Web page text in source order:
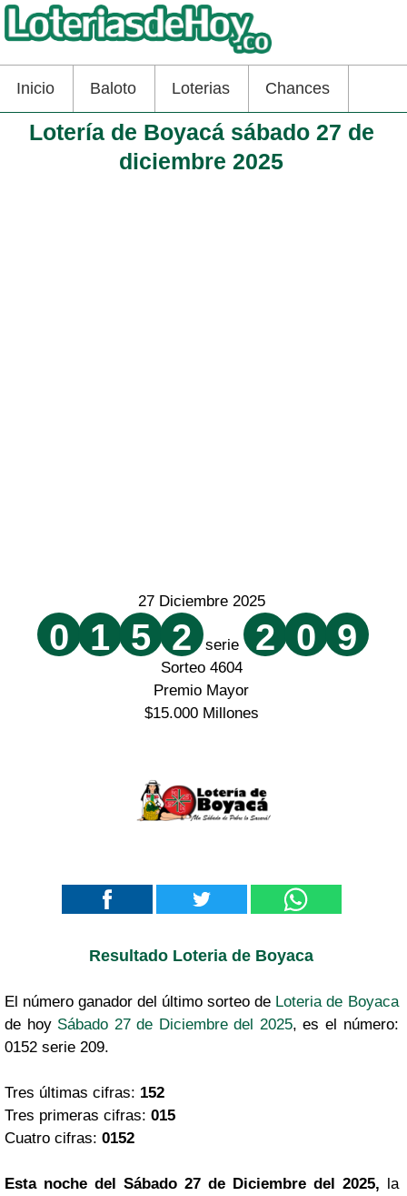
Inicio Baloto Loterias Chances
Lotería de Boyacá sábado 27 de
diciembre 2025
27 Diciembre 2025
0 1 5 2 serie 2 0 9
Sorteo 4604
Premio Mayor
$15.000 Millones
Resultado Loteria de Boyaca
El número ganador del último sorteo de Loteria de Boyaca
de hoy Sábado 27 de Diciembre del 2025, es el número:
0152 serie 209.
Tres últimas cifras: 152
Tres primeras cifras: 015
Cuatro cifras: 0152
Esta noche del Sábado 27 de Diciembre del 2025, la